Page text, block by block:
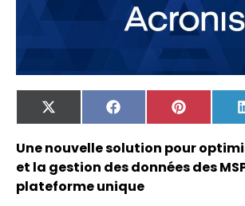
X
(Twitter)
FacebookPinterest
Une nouvelle solution pour
et la gestion des données des
plateforme unique